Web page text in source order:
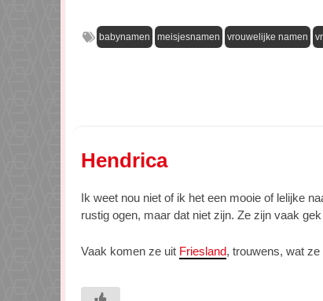
babynamen meisjesnamen vrouwelijke namen
Hendrica
Ik weet nou niet of ik het een mooie of lelijke
rustig ogen, maar dat niet zijn. Ze zijn vaak
Vaak komen ze uit Friesland, trouwens, wat ze